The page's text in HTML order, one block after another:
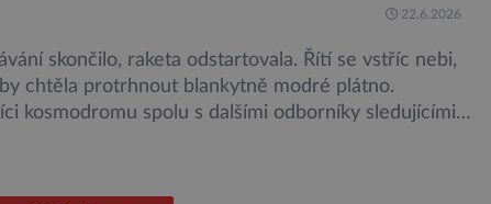
22.6.2026
skončilo, raketa odstartovala. Řítí se vstříc nebi,
chtěla protrhnout blankytně modré plátno.
kosmodromu spolu s dalšími odborníky sledujícími